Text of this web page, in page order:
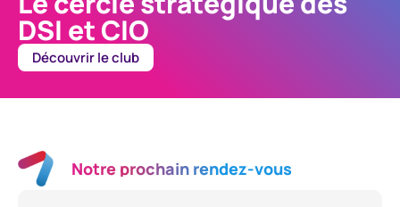
DSI et CIO
Découvrir le club
Notre prochain rendez-vous